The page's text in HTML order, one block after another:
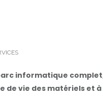
informatique
vie des matériels et